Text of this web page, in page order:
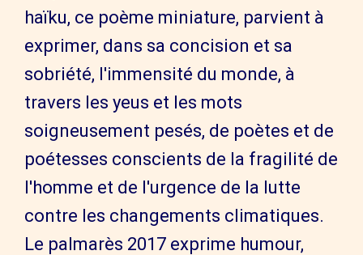
haïku, ce poème miniature, parvient à
exprimer, dans sa concision et sa
sobriété, l'immensité du monde, à
travers les yeus et les mots
soigneusement pesés, de poètes et de
poétesses conscients de la fragilité de
l'homme et de l'urgence de la lutte
contre les changements climatiques.
Le palmarès 2017 exprime humour,